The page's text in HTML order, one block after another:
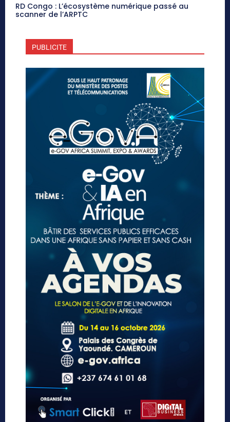
RD Congo : L’écosystème numérique passé au
scanner de l’ARPTC
PUBLICITE